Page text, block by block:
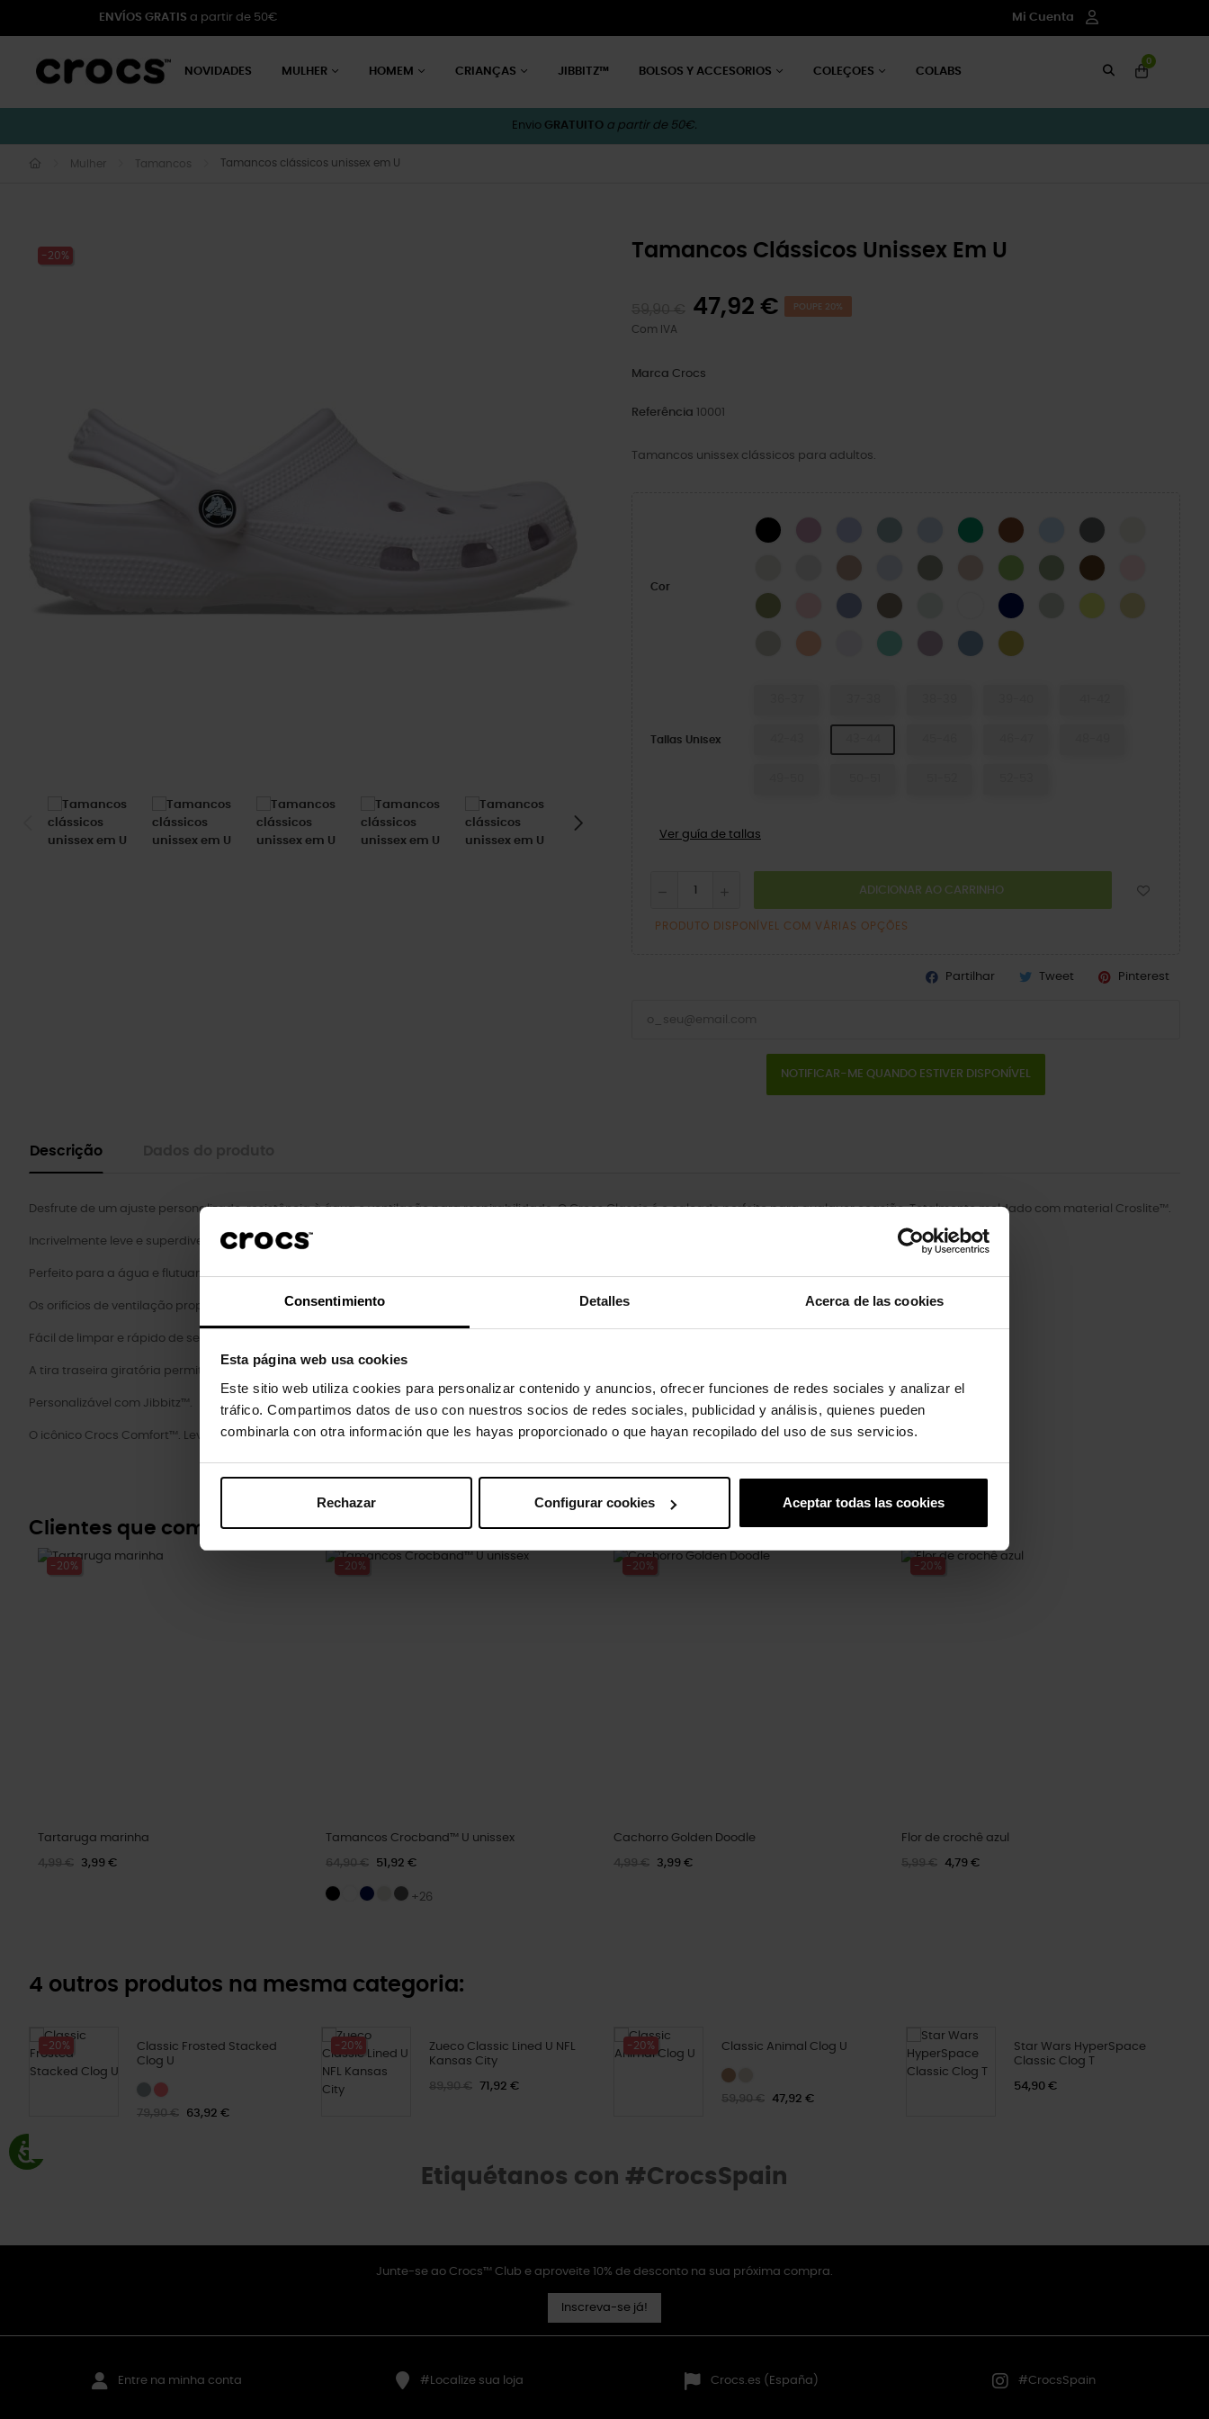
Consentimiento Detalles Acerca de las cookies
Esta página web usa cookies
Este sitio web utiliza cookies para personalizar contenido y anuncios, ofrecer funciones de redes sociales y analizar el
tráfico. Compartimos datos de uso con nuestros socios de redes sociales, publicidad y análisis, quienes pueden
combinarla con otra información que les hayas proporcionado o que hayan recopilado del uso de sus servicios.
Rechazar Configurar cookies Aceptar todas las cookies
ENVÍOS GRATIS a partir de 50€ Mi Cuenta
NOVIDADES MULHER HOMEM CRIANÇAS JIBBITZ™ BOLSOS Y ACCESORIOS COLEÇOES COLABS
0
Envio GRATUITO a partir de 50€.
Mulher Tamancos Tamancos clássicos unissex em U
-20% Tamancos Clássicos Unissex Em U
47,92 € POUPE 20%
Com IVA
Marca Crocs
Referência 10001
Tamancos unissex clássicos para adultos.
Cor
BLACK HydrangeaMystic Purple Blue CalciteGreen IvyCognac Blue FrostCinza Ardósia
Atmosphere Dreamscape
ElephantQuartzKiwi Moss-XCoffee
Exército Verde
Powder PinkBlue HazeTaupe WHITE NAVY SHITAKEAcidity
Meteor Electric Sunstone
Grape IceRetro Dusty LilacAstro BlueMeadow
Tallas Unisex
Ver guía de tallas
ADICIONAR AO CARRINHO
PRODUTO DISPONÍVEL COM VÁRIAS OPÇÕES
Partilhar Tweet Pinterest
NOTIFICAR-ME QUANDO ESTIVER DISPONÍVEL
Descrição
Desfrute de um ajuste personalizado, resistência à água e ventilação para respirabilidade. O Crocs Classic é o calçado perfeito para qualquer ocasião. Totalmente moldado com material Croslite™.
Incrivelmente leve e superdivertido para os seus pés.
Perfeito para a água e flutuante, pesa apenas alguns gramas.
Os orifícios de ventilação proporcionam respirabilidade enquanto absorvem água e sujeira.
Fácil de limpar e rápido de secar.
A tira traseira giratória permite um ajuste mais preciso.
Personalizável com Jibbitz™.
O icônico Crocs Comfort™. Leve. Flexível. Conforto de todos os ângulos.
Clientes que compraram este produto também compraram:
-20%
Tartaruga marinha
4,99 € 3,99 €
-20%
Tamancos Crocband™ U unissex
64,90 € 51,92 €
+26
-20%
Cachorro Golden Doodle
4,99 € 3,99 €
-20%
Flor de crochê azul
5,99 € 4,79 €
4 outros produtos na mesma categoria:
-20%
Classic Frosted Stacked
Clog U
79,90 € 63,92 €
-20%
Zueco Classic Lined U NFL
Kansas City
89,90 € 71,92 €
-20% Classic Animal Clog U
59,90 € 47,92 €
Star Wars HyperSpace
Classic Clog T
54,90 €
Etiquétanos con #CrocsSpain
Junte-se ao Crocs™ Club e aproveite 10% de desconto na sua próxima compra.
Inscreva-se já!
Entre na minha conta #Localize sua loja Crocs.es (España) #CrocsSpain